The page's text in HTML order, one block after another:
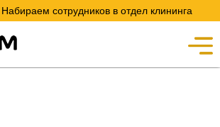
Набираем сотрудников в отдел клининга